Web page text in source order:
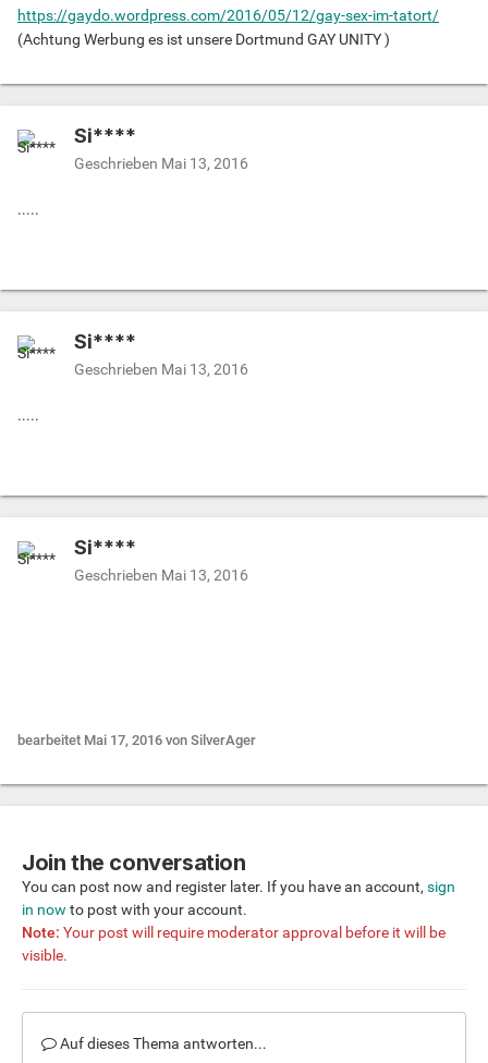
https://gaydo.wordpress.com/2016/05/12/gay-sex-im-tatort/
(Achtung Werbung es ist unsere Dortmund GAY UNITY )
Si****
Geschrieben Mai 13, 2016
.....
Si****
Geschrieben Mai 13, 2016
.....
Si****
Geschrieben Mai 13, 2016
bearbeitet Mai 17, 2016 von SilverAger
Join the conversation
You can post now and register later. If you have an account, sign
in now to post with your account.
Note: Your post will require moderator approval before it will be
visible.
Auf dieses Thema antworten...